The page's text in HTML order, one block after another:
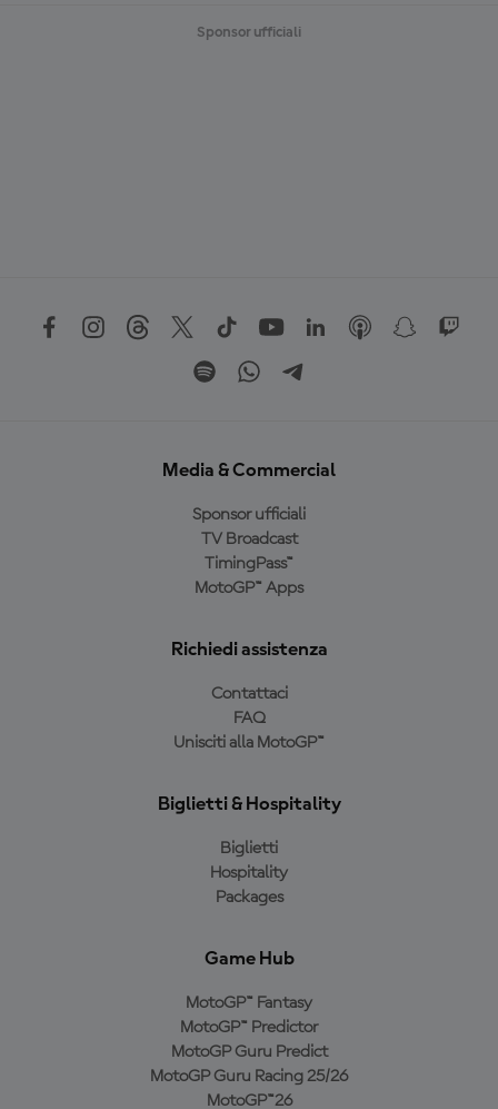
Sponsor ufficiali
Media & Commercial
Sponsor ufficiali
TV Broadcast
TimingPass™
MotoGP™ Apps
Richiedi assistenza
Contattaci
FAQ
Unisciti alla MotoGP™
Biglietti & Hospitality
Biglietti
Hospitality
Packages
Game Hub
MotoGP™ Fantasy
MotoGP™ Predictor
MotoGP Guru Predict
MotoGP Guru Racing 25/26
MotoGP™26